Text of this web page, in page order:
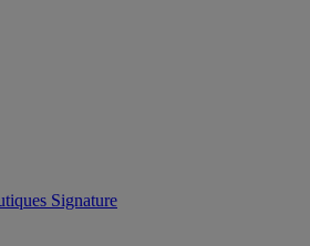
Signature